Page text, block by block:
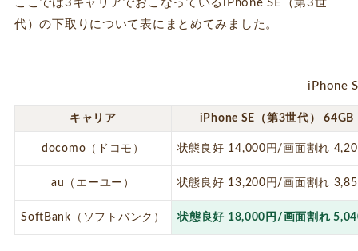
ここでは3キャリアでおこなっているiPhone SE（第3世
代）の下取りについて表にまとめてみました。
iPhone
キャリア iPhone SE（第3世代） 64GB
docomo（ドコモ） 状態良好 14,000円/画面割れ
au（エーユー） 状態良好 13,200円/画面割れ
SoftBank（ソフトバンク） 状態良好 18,000円/画面割れ